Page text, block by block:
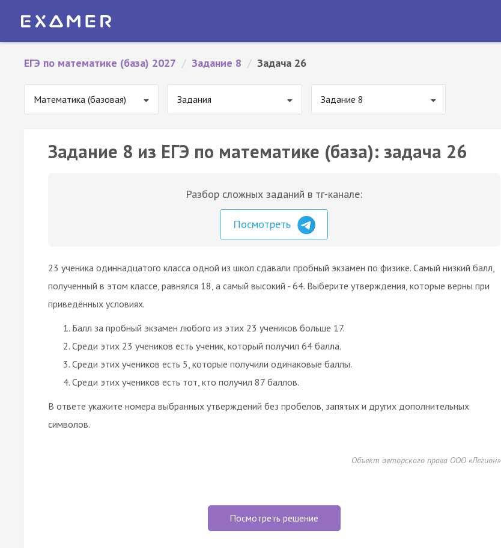
ЕГЭ по математике (база) 2027 / Задание 8 / Задача 26
Математика (базовая) Задания Задание 8
Задание 8 из ЕГЭ по математике (база): задача 26
Разбор сложных заданий в тг-канале:
Посмотреть
23 ученика одиннадцатого класса одной из школ сдавали пробный экзамен по физике. Самый низкий балл,
полученный в этом классе, равнялся 18, а самый высокий - 64. Выберите утверждения, которые верны при
приведённых условиях.
Балл за пробный экзамен любого из этих 23 учеников больше 17.
Среди этих 23 учеников есть ученик, который получил 64 балла.
Среди этих учеников есть 5, которые получили одинаковые баллы.
Среди этих учеников есть тот, кто получил 87 баллов.
В ответе укажите номера выбранных утверждений без пробелов, запятых и других дополнительных
символов.
Объект авторского права ООО «Легион»
Посмотреть решение